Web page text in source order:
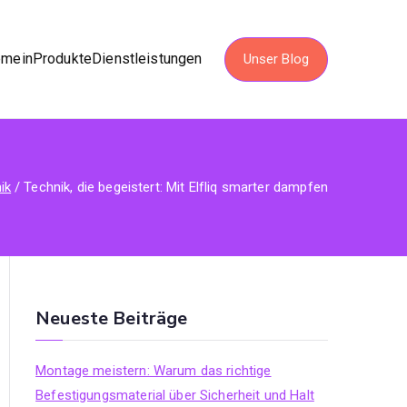
ProdukteDienstleistungen Unser Blog
Technik, die begeistert: Mit Elfliq smarter dampfen
Neueste Beiträge
Montage meistern: Warum das richtige
Befestigungsmaterial über Sicherheit und Halt